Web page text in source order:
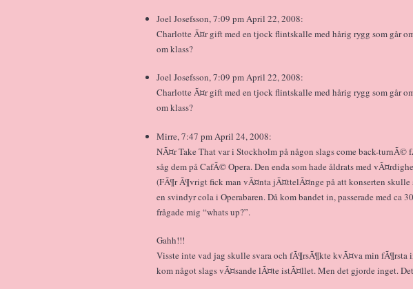
Joel Josefsson, 7:09 pm April 22, 2008:
Charlotte Ã¤r gift med en tjock flintskalle med hårig rygg som går
om klass?
Joel Josefsson, 7:09 pm April 22, 2008:
Charlotte Ã¤r gift med en tjock flintskalle med hårig rygg som går
om klass?
Mirre, 7:47 pm April 24, 2008:
NÃ¤r Take That var i Stockholm på någon slags come back-turnÃ©
såg dem på CafÃ© Opera. Den enda som hade åldrats med
(FÃ¶r Ã¶vrigt fick man vÃ¤nta jÃ¤ttelÃ¤nge på att konserten skulle
en svindyr cola i Operabaren. Då kom bandet in, passerade med ca
frågade mig “whats up?”.
Gahh!!!
Visste inte vad jag skulle svara och fÃ¶rsÃ¶kte kvÃ¤va min fÃ¶rsta
kom något slags vÃ¤sande lÃ¤te istÃ¤llet. Men det gjorde inget.